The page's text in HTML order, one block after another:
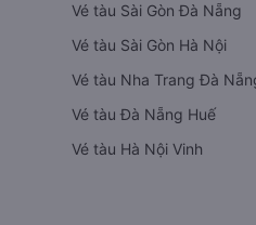
Vé tàu Sài Gòn Đà Nẵng
Vé tàu Sài Gòn Hà Nội
Vé tàu Nha Trang Đà
Vé tàu Đà Nẵng Huế
Vé tàu Hà Nội Vinh